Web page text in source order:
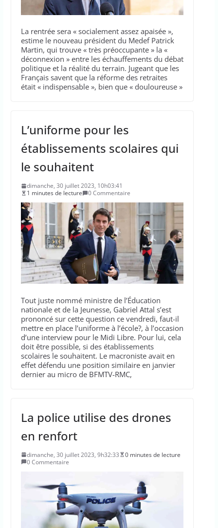
La rentrée sera « socialement assez apaisée »,
estime le nouveau président du Medef Patrick
Martin, qui trouve « très préoccupante » la «
déconnexion » entre les échauffements du débat
politique et la réalité du terrain. Jugeant que les
Français savent que la réforme des retraites
était « indispensable », bien que « douloureuse »
L’uniforme pour les
établissements scolaires qui
le souhaitent
dimanche, 30 juillet 2023, 10h03:41
1 minutes de lecture
0 Commentaire
Tout juste nommé ministre de l’Éducation
nationale et de la Jeunesse, Gabriel Attal s’est
prononcé sur cette question ce vendredi, faut-il
mettre en place l’uniforme à l’école?, à l’occasion
d’une interview pour le Midi Libre. Pour lui, cela
doit être possible, si des établissements
scolaires le souhaitent. Le macroniste avait en
effet défendu une position similaire en janvier
dernier au micro de BFMTV-RMC,
La police utilise des drones
en renfort
dimanche, 30 juillet 2023, 9h32:33
0 minutes de lecture
0 Commentaire